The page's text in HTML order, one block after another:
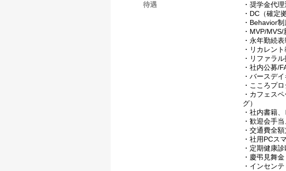
待遇
・奨学金代
・DC（確定
・Behavior
・MVP/
・永年勤続
・リカレン
・リファラ
・社内公
・バースデ
・こころプ
・カフェス
グ）
・社内書籍
・歓迎会手
・交通費全
・社用PCス
・定期健康
・慶弔見舞
・インセン